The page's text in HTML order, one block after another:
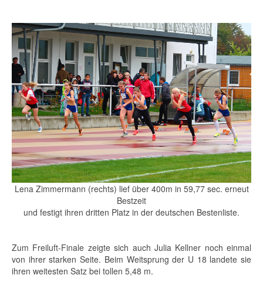
Lena Zimmermann (rechts) lief über 400m in 59,77 sec. erneut
Bestzeit
und festigt ihren dritten Platz in der deutschen Bestenliste.
Zum Freiluft-Finale zeigte sich auch Julia Kellner noch einmal
von ihrer starken Seite. Beim Weitsprung der U 18 landete sie
ihren weitesten Satz bei tollen 5,48 m.